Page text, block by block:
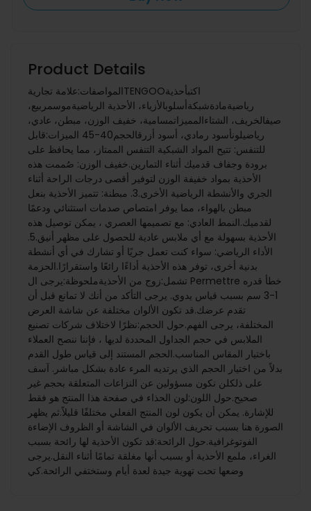
Product Details
المواصفات:علامة تجاريةTENGOOاكتبأحذية
رياضيةمادةشبكةأسلوبالأزياء، الأحذية الرياضيةموسمربيع،
صيفالخريف، الشتاءالمميزاتمسامية، خفيف الوزن، مبطن، عادي،
رياضيلونأسود رمادي، أسود أزرقالحجم40-45 الميزات:قابل
للتنفس: تتيح المواد الشبكية التنفس الممتاز، مما يحافظ على
برودة وجفاف قدميك أثناء التمارين.خفيف الوزن: صُممت هذه
الأحذية بمواد خفيفة الوزن لتوفير أقصى درجات الراحة أثناء
الجري والأنشطة الرياضية الأخرى.3. مبطنة: تتميز الأحذية بنعل
مبطن بالهواء، مما يوفر امتصاص صدمات استثنائي ودعمًا
لقدميك.النمط العادي: مع تصميمها العصري ، يمكن توصيل هذه
الأحذية بسهولة مع أي ملابس عادية للحصول على مظهر أنيق.5.
الأداء الرياضي: سواء كنت تعمل جريًا أو تشارك في أي أنشطة
بدنية أخرى، توفر هذه الأحذية أداءًا رائعًا واستقرارًا.الحزمة
تشمل:زوج من الأحذيةملحوظة:يرجى ال Permettre خطأ قدره
1-3 سم بسبب قياس يدوي. يرجى التأكد من أنك لا تمانع قبل أن
تقدم عرضك.قد تكون الألوان مختلفة عن شاشة العرض
المختلفة، يرجى الفهم.حول الحجم:نظرًا لاختلاف شركات تصنيع
الملابس في حجم الجداول المحددة لديها ، فإننا ننصح العملاء
باختيار المقاس المناسب.الحجم المستند إلى قياس طول القدم
بدلاً من اختيار الحجم الذي يرتديه المرء عادة بشكل مباشر. آسف
على ذلكلن نكون مسؤولين عن النزاعات المتعلقة بحجم غير
صحيح.حول اللون:لون الحذاء في صفحة هذا المنتج هو فقط
للإشارة. يمكن أن يكون لون المنتج الفعلي مختلفًا قليلاً.ثم يظهر
الصورة هنا بسبب تحريف الألوان في الشاشة أو الظروف الإضاءة
الفوتوغرافية.حول الرائحة:قد تكون الأحذية لها رائحة بسبب
الغراء، ملمع الأحذية أو بسبب أنها مغلقة تمامًا أثناء النقل.يرجى
وضعها تحت تهوية جيدة لعدة أيام وستختفي الرائحة.كي